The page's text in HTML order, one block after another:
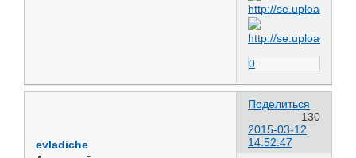
0
Поделиться
130
2015-03-12
14:52:47
evladiche